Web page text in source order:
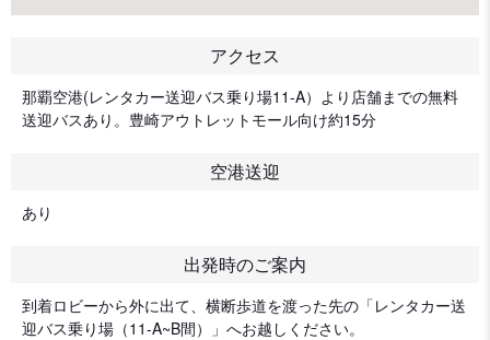
アクセス
那覇空港(レンタカー送迎バス乗り場11-A）より店舗までの無料
送迎バスあり。豊崎アウトレットモール向け約15分
空港送迎
あり
出発時のご案内
到着ロビーから外に出て、横断歩道を渡った先の「レンタカー送
迎バス乗り場（11-A~B間）」へお越しください。